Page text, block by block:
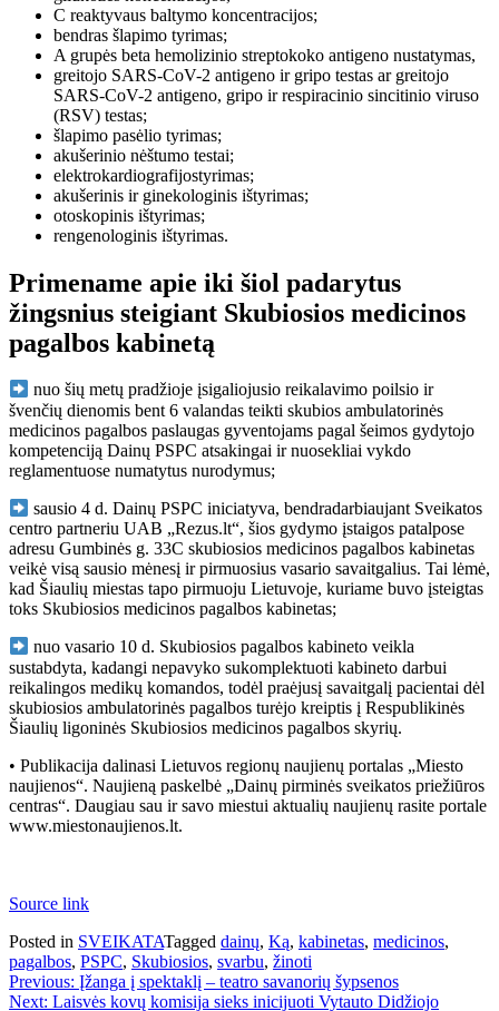
C reaktyvaus baltymo koncentracijos;
bendras šlapimo tyrimas;
A grupės beta hemolizinio streptokoko antigeno nustatymas,
greitojo SARS-CoV-2 antigeno ir gripo testas ar greitojo
SARS-CoV-2 antigeno, gripo ir respiracinio sincitinio viruso
(RSV) testas;
šlapimo pasėlio tyrimas;
akušerinio nėštumo testai;
elektrokardiografijostyrimas;
akušerinis ir ginekologinis ištyrimas;
otoskopinis ištyrimas;
rengenologinis ištyrimas.
Primename apie iki šiol padarytus
žingsnius steigiant Skubiosios medicinos
pagalbos kabinetą
nuo šių metų pradžioje įsigaliojusio reikalavimo poilsio ir
švenčių dienomis bent 6 valandas teikti skubios ambulatorinės
medicinos pagalbos paslaugas gyventojams pagal šeimos gydytojo
kompetenciją Dainų PSPC atsakingai ir nuosekliai vykdo
reglamentuose numatytus nurodymus;
sausio 4 d. Dainų PSPC iniciatyva, bendradarbiaujant Sveikatos
centro partneriu UAB „Rezus.lt“, šios gydymo įstaigos patalpose
adresu Gumbinės g. 33C skubiosios medicinos pagalbos kabinetas
veikė visą sausio mėnesį ir pirmuosius vasario savaitgalius. Tai lėmė,
kad Šiaulių miestas tapo pirmuoju Lietuvoje, kuriame buvo įsteigtas
toks Skubiosios medicinos pagalbos kabinetas;
nuo vasario 10 d. Skubiosios pagalbos kabineto veikla
sustabdyta, kadangi nepavyko sukomplektuoti kabineto darbui
reikalingos medikų komandos, todėl praėjusį savaitgalį pacientai dėl
skubiosios ambulatorinės pagalbos turėjo kreiptis į Respublikinės
Šiaulių ligoninės Skubiosios medicinos pagalbos skyrių.
• Publikacija dalinasi Lietuvos regionų naujienų portalas „Miesto
naujienos“. Naujieną paskelbė „Dainų pirminės sveikatos priežiūros
centras“. Daugiau sau ir savo miestui aktualių naujienų rasite portale
www.miestonaujienos.lt.
Source link
Posted in SVEIKATATagged dainų, Ką, kabinetas, medicinos,
pagalbos, PSPC, Skubiosios, svarbu, žinoti
Navigacija
Previous: Įžanga į spektaklį – teatro savanorių šypsenos
Next: Laisvės kovų komisija sieks inicijuoti Vytauto Didžiojo